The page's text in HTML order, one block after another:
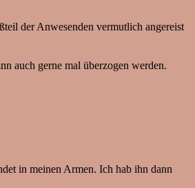
der Anwesenden vermutlich angereist
auch gerne mal überzogen werden.
in meinen Armen. Ich hab ihn dann